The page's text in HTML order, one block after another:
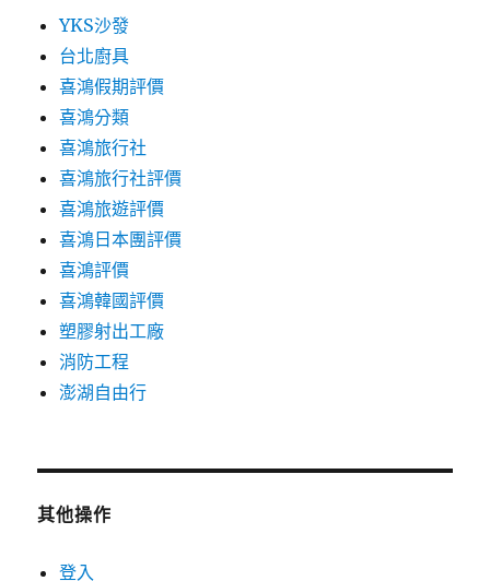
YKS沙發
台北廚具
喜鴻假期評價
喜鴻分類
喜鴻旅行社
喜鴻旅行社評價
喜鴻旅遊評價
喜鴻日本團評價
喜鴻評價
喜鴻韓國評價
塑膠射出工廠
消防工程
澎湖自由行
其他操作
登入